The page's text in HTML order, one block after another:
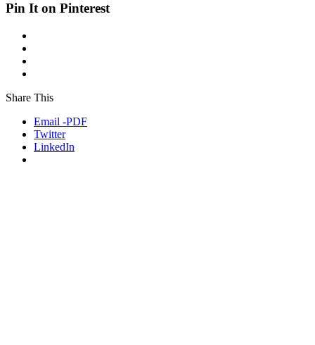
Pin It on Pinterest
Share This
Email -PDF
Twitter
LinkedIn